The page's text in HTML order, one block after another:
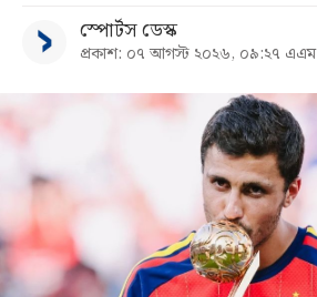
স্পোর্টস ডেস্ক
প্রকাশ: ০৭ আগস্ট ২০২৬, ০৯:২৭ এএম